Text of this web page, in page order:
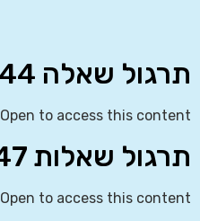
תרגול שאלה 44
Open to access this content
תרגול שאלות 45-47
Open to access this content